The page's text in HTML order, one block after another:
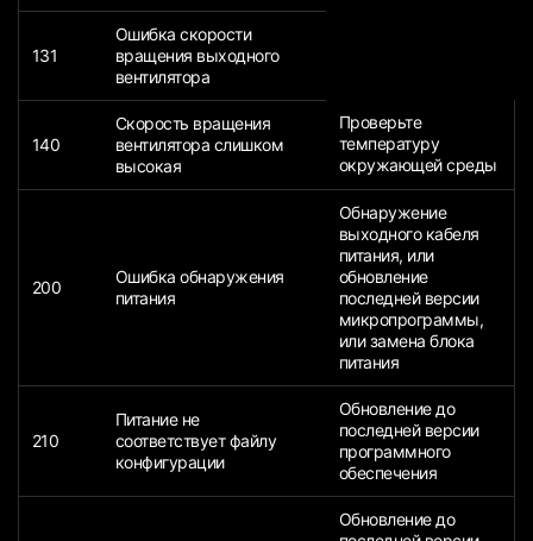
131
Ошибка скорости
вращения выходного
вентилятора
140
Скорость вращения
вентилятора слишком
высокая
Проверьте
температуру
окружающей среды
200
Ошибка обнаружения
питания
Обнаружение
выходного кабеля
питания, или
обновление
последней версии
микропрограммы,
или замена блока
питания
210
Питание не
соответствует файлу
конфигурации
Обновление до
последней версии
программного
обеспечения
Обновление до